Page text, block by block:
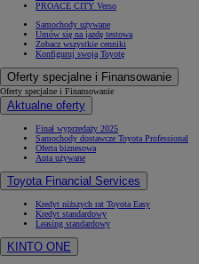
PROACE CITY Verso
Samochody używane
Umów się na jazdę testową
Zobacz wszystkie cenniki
Konfiguruj swoją Toyotę
Oferty specjalne i Finansowanie
Oferty specjalne i Finansowanie
Aktualne oferty
Finał wyprzedaży 2025
Samochody dostawcze Toyota Professional
Oferta biznesowa
Auta używane
Toyota Financial Services
Kredyt niższych rat Toyota Easy
Kredyt standardowy
Leasing standardowy
KINTO ONE